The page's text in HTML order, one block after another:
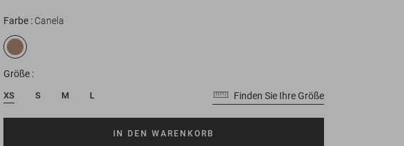
Farbe Canela
Größe
XS S M L Finden Sie Ihre Größe
IN DEN WARENKORB